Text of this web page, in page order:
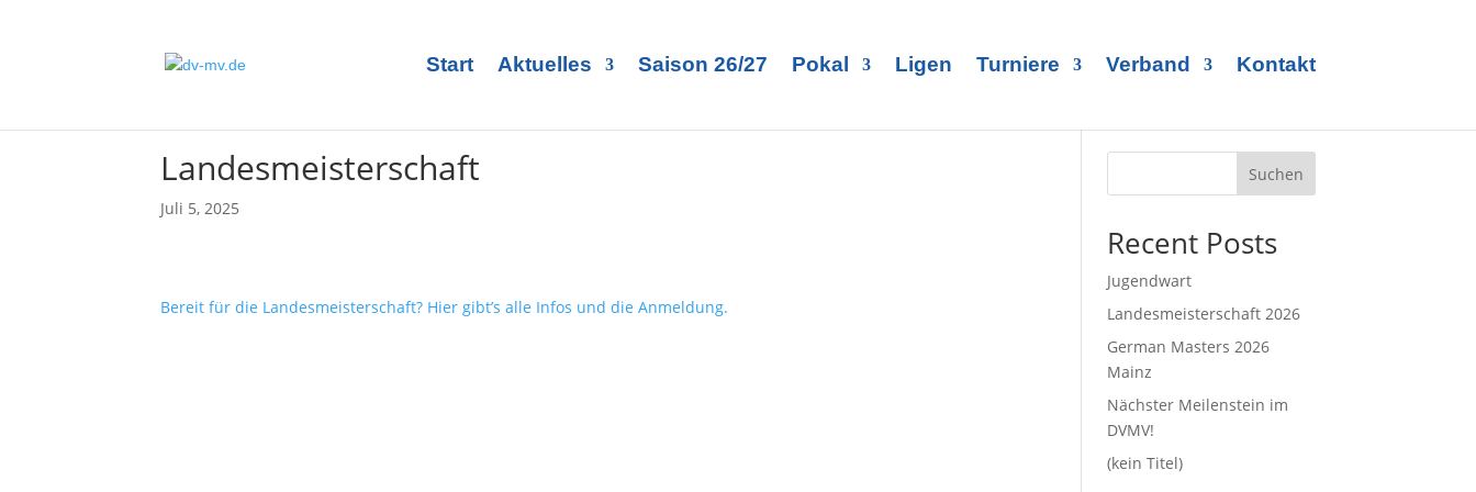
Start Aktuelles Saison 26/27 Pokal Ligen Turniere Verband Kontakt
Landesmeisterschaft
Juli 5, 2025
Bereit für die Landesmeisterschaft? Hier gibt’s alle Infos und die Anmeldung.
Suchen
Recent Posts
Jugendwart
Landesmeisterschaft 2026
German Masters 2026
Mainz
Nächster Meilenstein im
DVMV!
(kein Titel)